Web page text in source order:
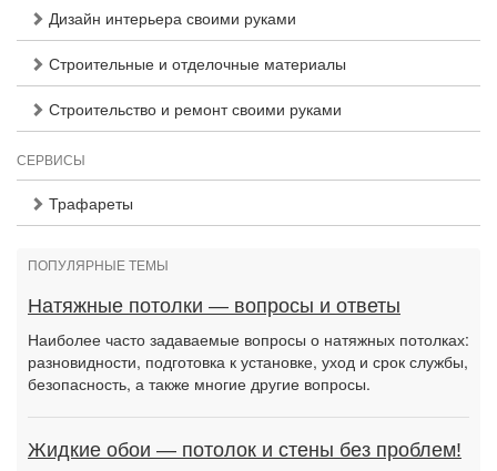
Дизайн интерьера своими руками
Строительные и отделочные материалы
Строительство и ремонт своими руками
СЕРВИСЫ
Трафареты
ПОПУЛЯРНЫЕ ТЕМЫ
Натяжные потолки — вопросы и ответы
Наиболее часто задаваемые вопросы о натяжных потолках:
разновидности, подготовка к установке, уход и срок службы,
безопасность, а также многие другие вопросы.
Жидкие обои — потолок и стены без проблем!